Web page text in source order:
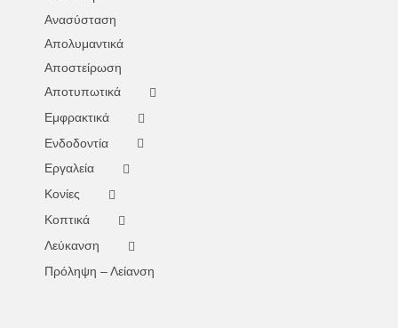
Ανασύσταση
Απολυμαντικά
Αποστείρωση
Αποτυπωτικά
Εμφρακτικά
Ενδοδοντία
Εργαλεία
Κονίες
Κοπτικά
Λεύκανση
Πρόληψη – Λείανση